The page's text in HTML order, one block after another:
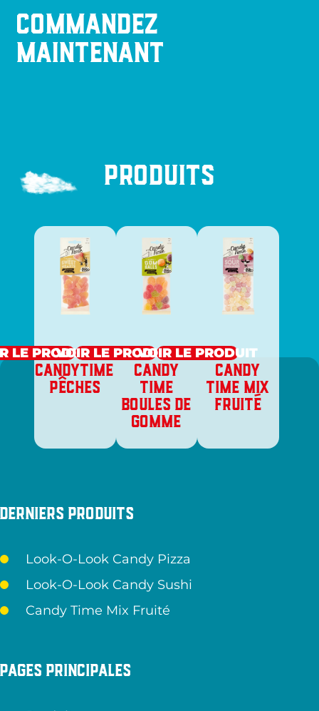
Commandez
maintenant
Produits
CANDYTIME
PÊCHES
LE PRODUIT
CANDY
TIME
BOULES DE
GOMME
VOIR LE PRODUIT
CANDY
TIME MIX
FRUITÉ
VOIR LE PRODUIT
Derniers produits
Look-O-Look Candy Pizza
Look-O-Look Candy Sushi
Candy Time Mix Fruité
Pages principales